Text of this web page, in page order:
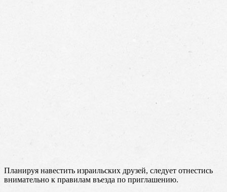
Планируя навестить израильских друзей, следует отнестись
внимательно к правилам въезда по приглашению.